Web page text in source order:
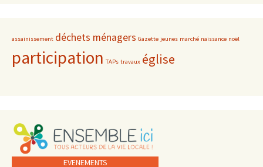
assainissement déchets ménagers Gazette jeunes marché naissance noël
participation TAPs travaux église
EVENEMENTS